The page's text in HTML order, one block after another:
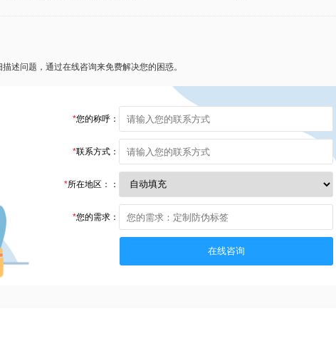
述问题，通过在线咨询来免费解决您的困惑。
*您的称呼：
*联系方式：
*所在地区：：
*您的需求：